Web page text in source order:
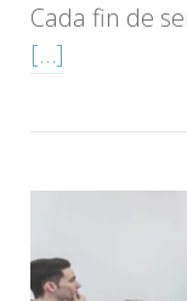
Cada fin de
[…]